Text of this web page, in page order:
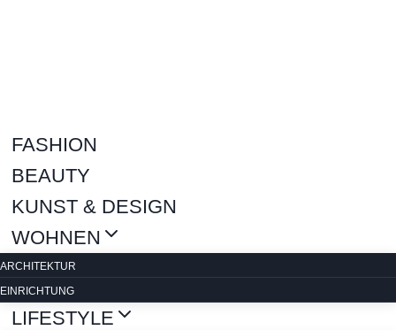
FASHION
BEAUTY
KUNST & DESIGN
WOHNEN
ARCHITEKTUR
EINRICHTUNG
LIFESTYLE